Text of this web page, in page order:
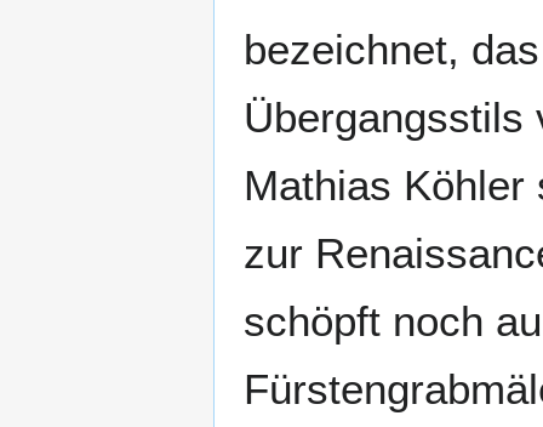
bezeichnet,
Übergangsstils
Mathias Köhler
zur
schöpft noch